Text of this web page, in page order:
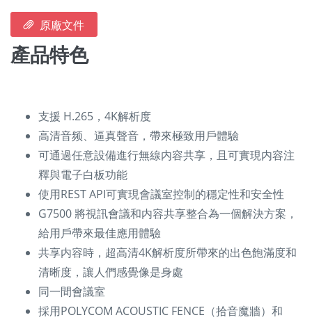
原廠文件
產品特色
支援 H.265，4K解析度
高清音频、逼真聲音，帶來極致用戶體驗
可通過任意設備進行無線内容共享，且可實現内容注
釋與電子白板功能
使用REST API可實現會議室控制的穩定性和安全性
G7500 將視訊會議和内容共享整合為一個解決方案，
給用戶帶來最佳應用體驗
共享内容時，超高清4K解析度所帶來的出色飽滿度和
清晰度，讓人們感覺像是身處
同一間會議室
採用POLYCOM ACOUSTIC FENCE（拾音魔牆）和